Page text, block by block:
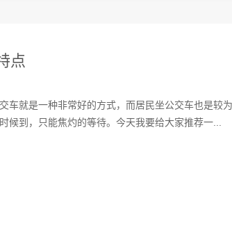
点
车就是一种非常好的方式，而居民坐公交车也是较
候到，只能焦灼的等待。今天我要给大家推荐一...